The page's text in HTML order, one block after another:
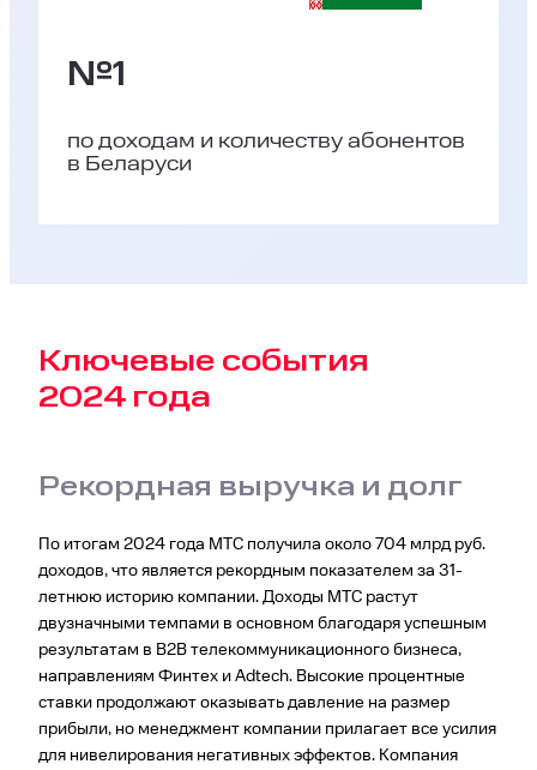
№1
по доходам и количеству абонентов
в Беларуси
Ключевые события
2024 года
Рекордная выручка и долг
По итогам 2024 года МТС получила около 704 млрд руб.
доходов, что является рекордным показателем за 31-
летнюю историю компании. Доходы МТС растут
двузначными темпами в основном благодаря успешным
результатам в B2B телекоммуникационного бизнеса,
направлениям Финтех и Adtech. Высокие процентные
ставки продолжают оказывать давление на размер
прибыли, но менеджмент компании прилагает все усилия
для нивелирования негативных эффектов. Компания